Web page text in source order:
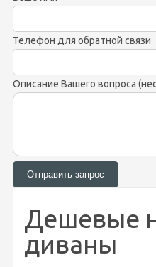
Телефон для обратной связи
Описание Вашего вопроса
Дешевые
диваны